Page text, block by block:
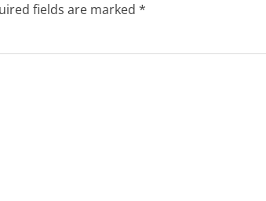
fields are marked *